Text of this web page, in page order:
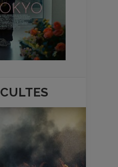
CULTES